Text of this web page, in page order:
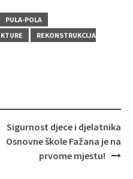
PULA-POLA
REKONSTRUKCIJA
Sigurnost djece i djelatnika
Osnovne škole Fažana je na
prvome mjestu!